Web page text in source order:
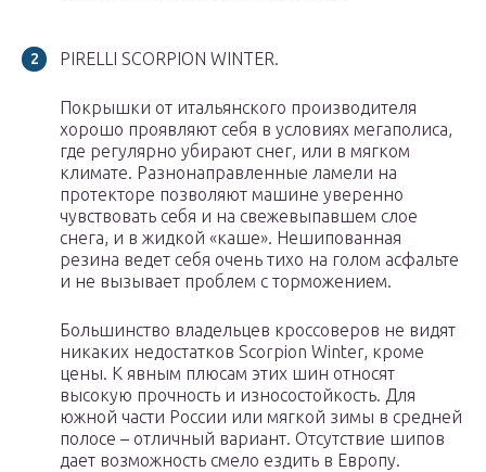
PIRELLI SCORPION WINTER.
Покрышки от итальянского производителя
хорошо проявляют себя в условиях мегаполиса,
где регулярно убирают снег, или в мягком
климате. Разнонаправленные ламели на
протекторе позволяют машине уверенно
чувствовать себя и на свежевыпавшем слое
снега, и в жидкой «каше». Нешипованная
резина ведет себя очень тихо на голом асфальте
и не вызывает проблем с торможением.
Большинство владельцев кроссоверов не видят
никаких недостатков Scorpion Winter, кроме
цены. К явным плюсам этих шин относят
высокую прочность и износостойкость. Для
южной части России или мягкой зимы в средней
полосе – отличный вариант. Отсутствие шипов
дает возможность смело ездить в Европу.